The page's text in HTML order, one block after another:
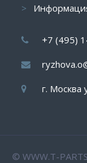
+7 (495)
г. Москва
© WWW.T-